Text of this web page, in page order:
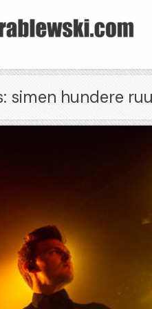
simen hundere